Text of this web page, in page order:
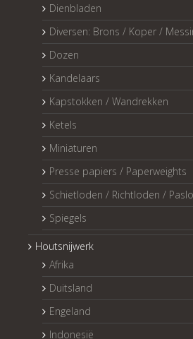
Dienbladen
Diversen: Brons / Koper /
Dozen
Kandelaars
Kapstokken / Wandrekken
Ketels
Miniaturen
Presse papiers / Paperweights
Schietloden / Richtloden /
Spiegels
Houtsnijwerk
Afrika
Duitsland
Engeland
Indonesië